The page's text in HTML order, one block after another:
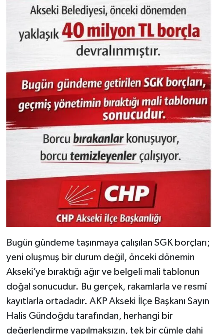
Bugün gündeme taşınmaya çalışılan SGK borçları;
yeni oluşmuş bir durum değil, önceki dönemin
Akseki’ye bıraktığı ağır ve belgeli mali tablonun
doğal sonucudur. Bu gerçek, rakamlarla ve resmî
kayıtlarla ortadadır. AKP Akseki İlçe Başkanı Sayın
Halis Gündoğdu tarafından, herhangi bir
değerlendirme yapılmaksızın, tek bir cümle dahi